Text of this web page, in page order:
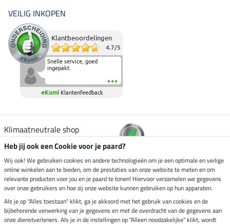
VEILIG INKOPEN
Klantbeoordelingen
4.7/5
Snelle service, goed
ingepakt.
eKomi Klantenfeedback
Klimaatneutrale shop
Verzending per
Veilig betalen met
Heb jij ook een Cookie voor je paard?
Wij ook! We gebruiken cookies en andere technologieën om je een optimale en veilige
online winkelen aan te bieden, om de prestaties van onze website te meten en om
relevante producten voor jou en je paard te tonen! Hiervoor verzamelen we gegevens
over onze gebruikers en hoe zij onze website kunnen gebruiken op hun apparaten.
Als je op "Alles toestaan" klikt, ga je akkoord met het gebruik van cookies en de
bijbehorende verwerking van je gegevens en met de overdracht van de gegevens aan
onze dienstverleners. Als je in de instellingen op "Alleen noodzakelijke" klikt, wordt